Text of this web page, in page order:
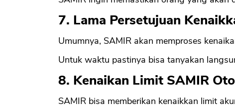
7. Lama Persetujuan
Umumnya, SAMIR akan memproses
Untuk waktu pastinya bisa tanyakan
8. Kenaikan Limit SAMIR
SAMIR bisa memberikan kenaikkan limit